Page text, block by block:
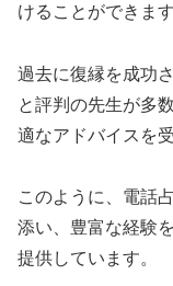
けることができます
過去に復縁を成功
と評判の先生が多
適なアドバイスを
このように、電話
添い、豊富な経験
提供しています。